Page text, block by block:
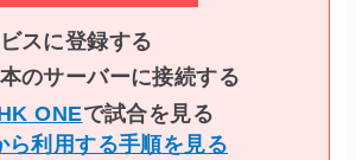
スに登録する
のサーバーに接続する
ONEで試合を見る
ら利用する手順を見る